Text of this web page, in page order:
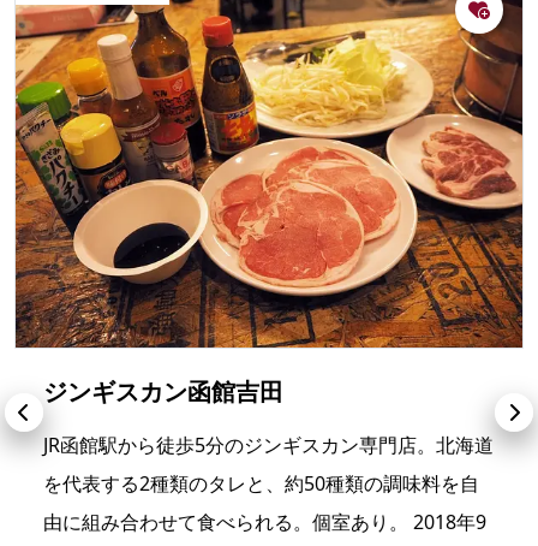
ジンギスカン函館吉田
JR函館駅から徒歩5分のジンギスカン専門店。北海道
を代表する2種類のタレと、約50種類の調味料を自
由に組み合わせて食べられる。個室あり。 2018年9